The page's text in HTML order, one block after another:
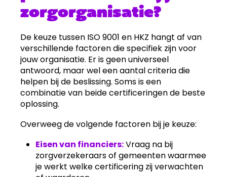
zorgorganisatie?
De keuze tussen ISO 9001 en HKZ hangt af van
verschillende factoren die specifiek zijn voor
jouw organisatie. Er is geen universeel
antwoord, maar wel een aantal criteria die
helpen bij de beslissing. Soms is een
combinatie van beide certificeringen de beste
oplossing.
Overweeg de volgende factoren bij je keuze:
Eisen van financiers:Vraag na bij
zorgverzekeraars of gemeenten waarmee
je werkt welke certificering zij verwachten